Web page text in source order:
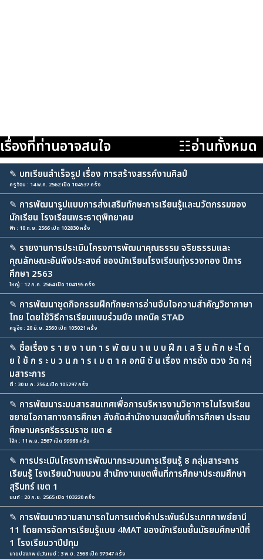
เรื่องที่ท่านอาจสนใจ ☷อ่านทั้งหมด
✎ บทเรียนสำเร็จรูป เรื่อง การสร้างสรรค์งานศิลป์
ครูจ้อน : 14 พ.ค. 2562 เปิด 104537 ครั้ง
✎ การพัฒนารูปแบบการส่งเสริมทักษะการเรียนรู้และนวัตกรรมของ
นักเรียน โรงเรียนพระธาตุพิทยาคม
ฟ้า : 10 ก.ย. 2566 เปิด 102830 ครั้ง
✎ รายงานการประเมินโครงการพัฒนาคุณธรรม จริยธรรมและ
คุณลักษณะอันพึงประสงค์ ของนักเรียนโรงเรียนทุ่งรวงทอง ปีการ
ศึกษา 2563
ใหญ่ : 12 ก.ค. 2564 เปิด 104195 ครั้ง
✎ การพัฒนาชุดกิจกรรมฝึกทักษะการอ่านจับใจความสำคัญวิชาภาษา
ไทย โดยใช้วิธีการเรียนแบบร่วมมือ เทคนิค STAD
ครูอืง : 20 มิ.ย. 2560 เปิด 105021 ครั้ง
✎ ชื่อเรื่อง ร า ย ง า นก า ร พั ฒ น า แ บ บ ฝึ ก เ ส ริ ม ทั ก ษ ะโ ด
ย ใ ช้ ก ร ะ บ ว น ก า ร เ ม ต า ค อกนิ ชั น เรื่อง การชั่ง ตวง วัด กลุ่
มสาระการ
ตี : 30 ม.ค. 2564 เปิด 105297 ครั้ง
✎ การพัฒนาระบบสารสนเทศเพื่อการบริหารงานวิชาการในโรงเรียน
ขยายโอกาสทางการศึกษา สังกัดสำนักงานเขตพื้นที่การศึกษา ประถม
ศึกษานครศรีธรรมราช เขต ๔
โจ๊ก : 11 พ.ย. 2567 เปิด 99988 ครั้ง
✎ การประเมินโครงการพัฒนากระบวนการเรียนรู้ 8 กลุ่มสาระการ
เรียนรู้ โรงเรียนบ้านขนวน สำนักงานเขตพื้นที่การศึกษาประถมศึกษา
สุรินทร์ เขต 1
นนท์ : 20 ก.ย. 2565 เปิด 103220 ครั้ง
✎ การพัฒนาความสามารถในการแต่งคำประพันธ์ประเภทกาพย์ยานี
11 โดยการจัดการเรียนรู้แบบ 4MAT ของนักเรียนชั้นมัธยมศึกษาปีที่
1 โรงเรียนวาปีปทุม
นายปองภพ ปะวันเนย์ : 3 พ.ย. 2568 เปิด 97947 ครั้ง